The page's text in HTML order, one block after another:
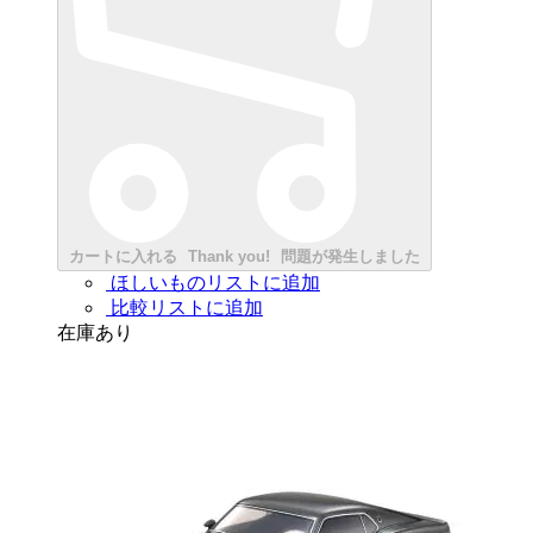
カートに入れる Thank you! 問題が発生しました
ほしいものリストに追加
比較リストに追加
在庫あり